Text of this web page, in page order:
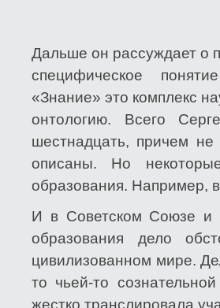
Дальше он рассуждает о
специфическое
«Знание» это комплекс
онтологию. Всего
шестнадцать, причем
описаны. Но
образования. Например,
И в Советском Союзе и
образования дело
цивилизованном мире.
то чьей-то
жестко транслировала